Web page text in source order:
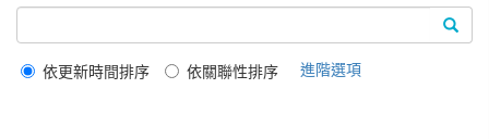
依更新時間排序 依關聯性排序 進階選項